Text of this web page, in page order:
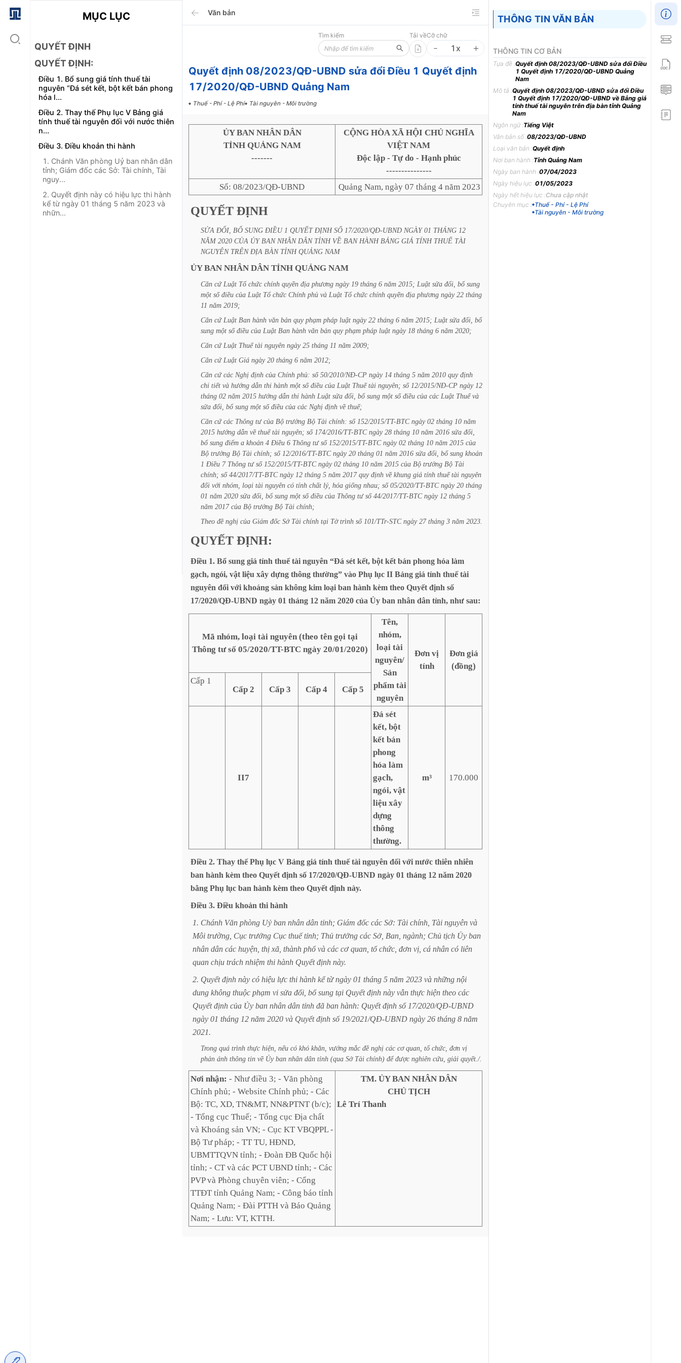
MỤC LỤC
QUYẾT ĐỊNH
QUYẾT ĐỊNH:
Điều 1. Bổ sung giá tính thuế tài
nguyên “Đá sét kết, bột kết bán phong
hóa l...
Điều 2. Thay thế Phụ lục V Bảng giá
tính thuế tài nguyên đối với nước thiên
n...
Điều 3. Điều khoản thi hành
1. Chánh Văn phòng Uỷ ban nhân dân
tỉnh; Giám đốc các Sở: Tài chính, Tài
nguy...
2. Quyết định này có hiệu lực thi hành
kể từ ngày 01 tháng 5 năm 2023 và
nhữn...
Văn bản
Tìm kiếm Tải vềCỡ chữ
1 x
Quyết định 08/2023/QĐ-UBND sửa đổi Điều 1 Quyết định
17/2020/QĐ-UBND Quảng Nam
Thuế - Phí - Lệ Phí Tài nguyên - Môi trường
ỦY BAN NHÂN DÂN
TỈNH QUẢNG NAM
-------
CỘNG HÒA XÃ HỘI CHỦ NGHĨA
VIỆT NAM
Độc lập - Tự do - Hạnh phúc
---------------
Số: 08/2023/QĐ-UBND
Quảng Nam, ngày 07 tháng 4 năm 2023
QUYẾT ĐỊNH
SỬA ĐỔI, BỔ SUNG ĐIỀU 1 QUYẾT ĐỊNH SỐ 17/2020/QĐ-UBND NGÀY 01 THÁNG 12
NĂM 2020 CỦA ỦY BAN NHÂN DÂN TỈNH VỀ BAN HÀNH BẢNG GIÁ TÍNH THUẾ TÀI
NGUYÊN TRÊN ĐỊA BÀN TỈNH QUẢNG NAM
ỦY BAN NHÂN DÂN TỈNH QUẢNG NAM
Căn cứ Luật Tổ chức chính quyền địa phương ngày 19 tháng 6 năm 2015; Luật sửa đổi, bổ sung
một số điều của Luật Tổ chức Chính phủ và Luật Tổ chức chính quyền địa phương ngày 22 tháng
11 năm 2019;
Căn cứ Luật Ban hành văn bản quy phạm pháp luật ngày 22 tháng 6 năm 2015; Luật sửa đổi, bổ
sung một số điều của Luật Ban hành văn bản quy phạm pháp luật ngày 18 tháng 6 năm 2020;
Căn cứ Luật Thuế tài nguyên ngày 25 tháng 11 năm 2009;
Căn cứ Luật Giá ngày 20 tháng 6 năm 2012;
Căn cứ các Nghị định của Chính phủ: số 50/2010/NĐ-CP ngày 14 tháng 5 năm 2010 quy định
chi tiết và hướng dẫn thi hành một số điều của Luật Thuế tài nguyên; số 12/2015/NĐ-CP ngày 12
tháng 02 năm 2015 hướng dẫn thi hành Luật sửa đổi, bổ sung một số điều của các Luật Thuế và
sửa đổi, bổ sung một số điều của các Nghị định về thuế;
Căn cứ các Thông tư của Bộ trưởng Bộ Tài chính: số 152/2015/TT-BTC ngày 02 tháng 10 năm
2015 hướng dẫn về thuế tài nguyên; số 174/2016/TT-BTC ngày 28 tháng 10 năm 2016 sửa đổi,
bổ sung điểm a khoản 4 Điều 6 Thông tư số 152/2015/TT-BTC ngày 02 tháng 10 năm 2015 của
Bộ trưởng Bộ Tài chính; số 12/2016/TT-BTC ngày 20 tháng 01 năm 2016 sửa đổi, bổ sung khoản
1 Điều 7 Thông tư số 152/2015/TT-BTC ngày 02 tháng 10 năm 2015 của Bộ trưởng Bộ Tài
chính; số 44/2017/TT-BTC ngày 12 tháng 5 năm 2017 quy định về khung giá tính thuế tài nguyên
đối với nhóm, loại tài nguyên có tính chất lý, hóa giống nhau; số 05/2020/TT-BTC ngày 20 tháng
01 năm 2020 sửa đổi, bổ sung một số điều của Thông tư số 44/2017/TT-BTC ngày 12 tháng 5
năm 2017 của Bộ trưởng Bộ Tài chính;
Theo đề nghị của Giám đốc Sở Tài chính tại Tờ trình số 101/TTr-STC ngày 27 tháng 3 năm 2023.
QUYẾT ĐỊNH:
Điều 1. Bổ sung giá tính thuế tài nguyên “Đá sét kết, bột kết bán phong hóa làm
gạch, ngói, vật liệu xây dựng thông thường” vào Phụ lục II Bảng giá tính thuế tài
nguyên đối với khoáng sản không kim loại ban hành kèm theo Quyết định số
17/2020/QĐ-UBND ngày 01 tháng 12 năm 2020 của Ủy ban nhân dân tỉnh, như sau:
Mã nhóm, loại tài nguyên (theo tên gọi tại
Thông tư số 05/2020/TT-BTC ngày 20/01/2020)
Tên,
nhóm,
loại tài
nguyên/
Sản
phẩm tài
nguyên
Đơn vị
tính
Đơn giá
(đồng)
Cấp 1
Cấp 2
Cấp 3 Cấp 4 Cấp 5
II7
Đá sét
kết, bột
kết bán
phong
hóa làm
gạch,
ngói, vật
liệu xây
dựng
thông
thường.
m³ 170.000
Điều 2. Thay thế Phụ lục V Bảng giá tính thuế tài nguyên đối với nước thiên nhiên
ban hành kèm theo Quyết định số 17/2020/QĐ-UBND ngày 01 tháng 12 năm 2020
bằng Phụ lục ban hành kèm theo Quyết định này.
Điều 3. Điều khoản thi hành
1. Chánh Văn phòng Uỷ ban nhân dân tỉnh; Giám đốc các Sở: Tài chính, Tài nguyên và
Môi trường, Cục trưởng Cục thuế tỉnh; Thủ trưởng các Sở, Ban, ngành; Chủ tịch Ủy ban
nhân dân các huyện, thị xã, thành phố và các cơ quan, tổ chức, đơn vị, cá nhân có liên
quan chịu trách nhiệm thi hành Quyết định này.
2. Quyết định này có hiệu lực thi hành kể từ ngày 01 tháng 5 năm 2023 và những nội
dung không thuộc phạm vi sửa đổi, bổ sung tại Quyết định này vẫn thực hiện theo các
Quyết định của Ủy ban nhân dân tỉnh đã ban hành: Quyết định số 17/2020/QĐ-UBND
ngày 01 tháng 12 năm 2020 và Quyết định số 19/2021/QĐ-UBND ngày 26 tháng 8 năm
2021.
Trong quá trình thực hiện, nếu có khó khăn, vướng mắc đề nghị các cơ quan, tổ chức, đơn vị
phản ánh thông tin về Ủy ban nhân dân tỉnh (qua Sở Tài chính) để được nghiên cứu, giải quyết./.
Nơi nhận: - Như điều 3; - Văn phòng
Chính phủ; - Website Chính phủ; - Các
Bộ: TC, XD, TN&MT, NN&PTNT (b/c);
- Tổng cục Thuế; - Tổng cục Địa chất
và Khoáng sản VN; - Cục KT VBQPPL -
Bộ Tư pháp; - TT TU, HĐND,
UBMTTQVN tỉnh; - Đoàn ĐB Quốc hội
tỉnh; - CT và các PCT UBND tỉnh; - Các
PVP và Phòng chuyên viên; - Cổng
TTĐT tỉnh Quảng Nam; - Công báo tỉnh
Quảng Nam; - Đài PTTH và Báo Quảng
Nam; - Lưu: VT, KTTH.
TM. ỦY BAN NHÂN DÂN
CHỦ TỊCH
Lê Trí Thanh
THÔNG TIN VĂN BẢN
THÔNG TIN CƠ BẢN
Tựa đề :Quyết định 08/2023/QĐ-UBND sửa đổi Điều
1 Quyết định 17/2020/QĐ-UBND Quảng
Nam
Mô tả :Quyết định 08/2023/QĐ-UBND sửa đổi Điều
1 Quyết định 17/2020/QĐ-UBND về Bảng giá
tính thuế tài nguyên trên địa bàn tỉnh Quảng
Nam
Ngôn ngữ :Tiếng Việt
Văn bản số :08/2023/QĐ-UBND
Loại văn bản :Quyết định
Nơi ban hành :Tỉnh Quảng Nam
Ngày ban hành :07/04/2023
Ngày hiệu lực :01/05/2023
Ngày hết hiệu lực :Chưa cập nhật
Chuyên mục : Thuế - Phí - Lệ Phí
Tài nguyên - Môi trường